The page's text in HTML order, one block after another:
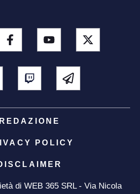
REDAZIONE
POLICY
di WEB 365 SRL - Via Nicola